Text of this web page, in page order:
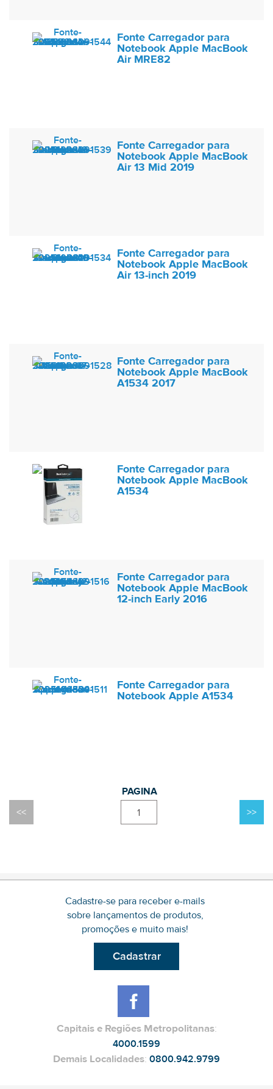
Fonte Carregador para
Notebook Apple MacBook
Air MRE82
Fonte Carregador para
Notebook Apple MacBook
Air 13 Mid 2019
Fonte Carregador para
Notebook Apple MacBook
Air 13-inch 2019
Fonte Carregador para
Notebook Apple MacBook
A1534 2017
Fonte Carregador para
Notebook Apple MacBook
A1534
Fonte Carregador para
Notebook Apple MacBook
12-inch Early 2016
Fonte Carregador para
Notebook Apple A1534
1
Cadastre-se para receber e-mails
sobre lançamentos de produtos,
promoções e muito mais!
Cadastrar
Capitais e Regiões Metropolitanas:
4000.1599
Demais Localidades: 0800.942.9799